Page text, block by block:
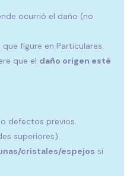
ocurrió el daño (no
que figure en Particulares.
que el daño origen esté
o defectos previos.
superiores).
cristales/espejos si